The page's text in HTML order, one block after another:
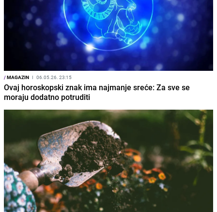
/MAGAZIN I 06.05.26. 23:15
Ovaj horoskopski znak ima najmanje sreće: Za sve se
moraju dodatno potruditi